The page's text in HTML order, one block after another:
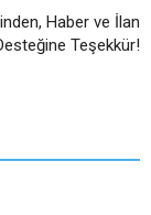
Haber ve İlan
Teşekkür!